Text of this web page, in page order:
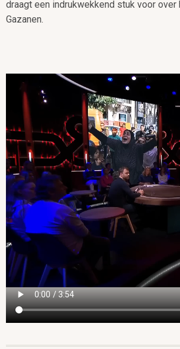
draagt een indrukwekkend stuk voor over
Gazanen.